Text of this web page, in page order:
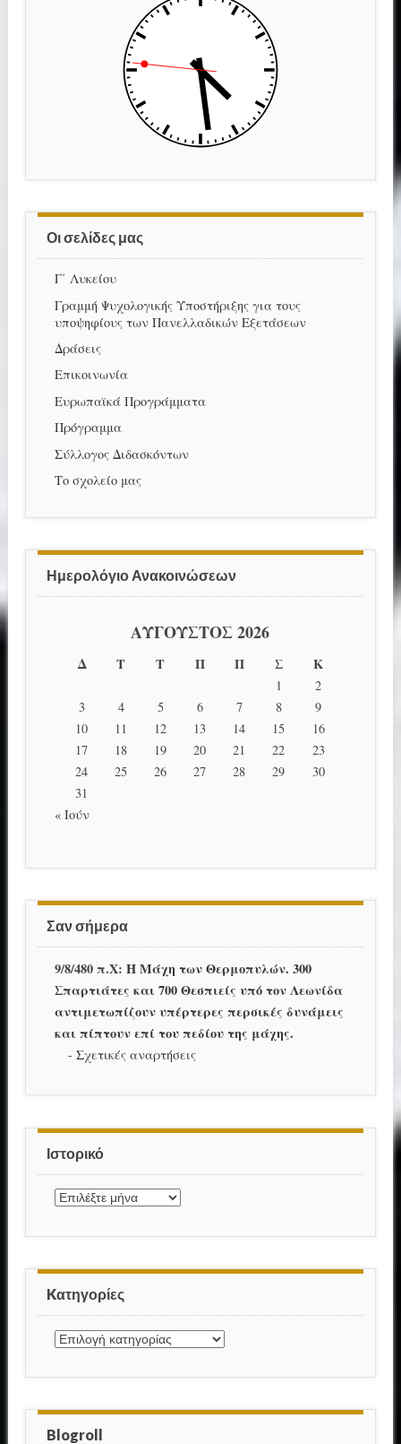
Οι σελίδες μας
Γ΄ Λυκείου
Γραμμή Ψυχολογικής Υποστήριξης για τους
υποψηφίους των Πανελλαδικών Εξετάσεων
Δράσεις
Επικοινωνία
Ευρωπαϊκά Προγράμματα
Πρόγραμμα
Σύλλογος Διδασκόντων
Το σχολείο μας
Ημερολόγιο Ανακοινώσεων
ΑΎΓΟΥΣΤΟΣ 2026
Δ Τ Τ Π Π Σ Κ
1
2
3
4 5 6 7 8
9
10
11 12 13 14 15
16
17
18 19 20 21 22
23
24
25 26 27 28 29
30
31
« Ιούν
Σαν σήμερα
9/8/480 π.Χ: Η Μάχη των Θερμοπυλών. 300
Σπαρτιάτες και 700 Θεσπιείς υπό τον Λεωνίδα
αντιμετωπίζουν υπέρτερες περσικές δυνάμεις
και πίπτουν επί του πεδίου της μάχης.
- Σχετικές αναρτήσεις
Ιστορικό
Ιστορικό
Kατηγορίες
Kατηγορίες
Blogroll